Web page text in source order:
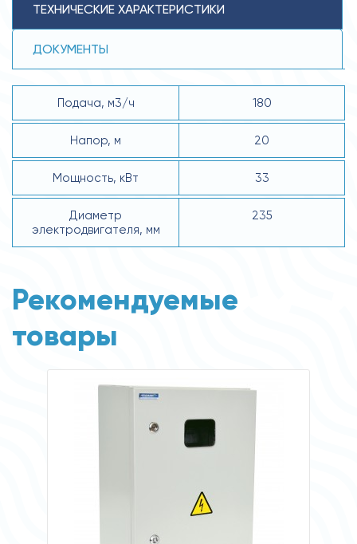
ТЕХНИЧЕСКИЕ ХАРАКТЕРИСТИКИ
ДОКУМЕНТЫ
Подача, м3/ч 180
Напор, м 20
Мощность, кВт 33
Диаметр
электродвигателя, мм
235
Рекомендуемые
товары